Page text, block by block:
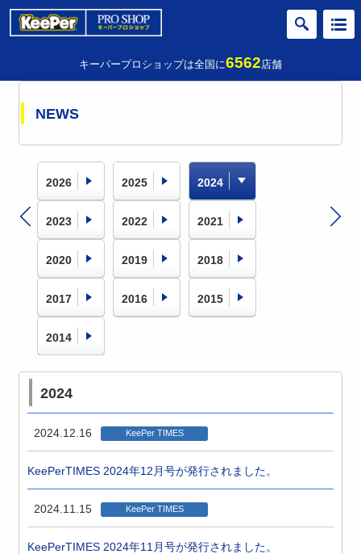
キーパープロショップは全国に6562店舗
NEWS
2026 2025 2024
2023 2022 2021
2020 2019 2018
2017 2016 2015
2014
2024
2024.12.16 KeePer TIMES
KeePerTIMES 2024年12月号が発行されました。
2024.11.15 KeePer TIMES
KeePerTIMES 2024年11月号が発行されました。